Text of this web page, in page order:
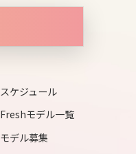
スケジュール
Freshモデル一覧
モデル募集